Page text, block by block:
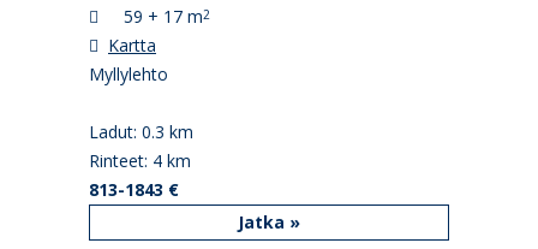
59 + 17 m2
Kartta
Myllylehto
Ladut: 0.3 km
Rinteet: 4 km
813-1843 €
Jatka »